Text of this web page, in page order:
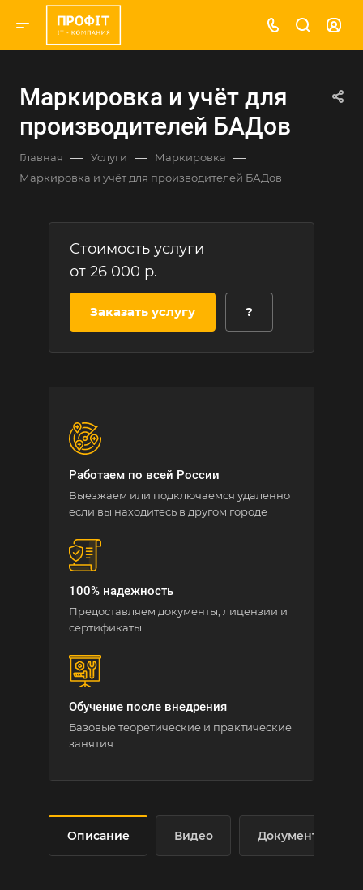
Маркировка и учёт для
производителей БАДов
Главная — Услуги — Маркировка —
Маркировка и учёт для производителей БАДов
Стоимость услуги
от 26 000 р.
Заказать услугу ?
Работаем по всей России
Выезжаем или подключаемся удаленно
если вы находитесь в другом городе
100% надежность
Предоставляем документы, лицензии и
сертификаты
Обучение после внедрения
Базовые теоретические и практические
занятия
Описание Видео Документы